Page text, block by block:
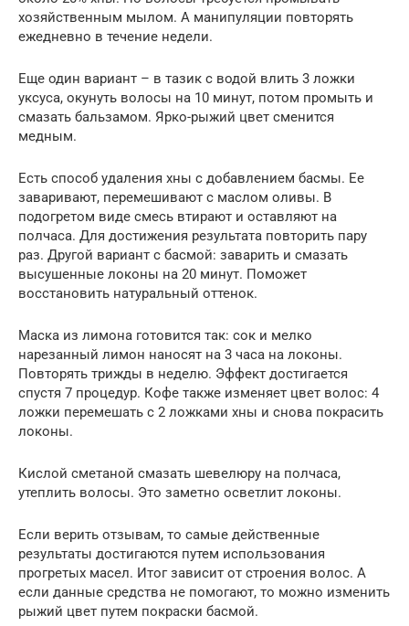
хозяйственным мылом. А манипуляции повторять
ежедневно в течение недели.
Еще один вариант – в тазик с водой влить 3 ложки
уксуса, окунуть волосы на 10 минут, потом промыть и
смазать бальзамом. Ярко-рыжий цвет сменится
медным.
Есть способ удаления хны с добавлением басмы. Ее
заваривают, перемешивают с маслом оливы. В
подогретом виде смесь втирают и оставляют на
полчаса. Для достижения результата повторить пару
раз. Другой вариант с басмой: заварить и смазать
высушенные локоны на 20 минут. Поможет
восстановить натуральный оттенок.
Маска из лимона готовится так: сок и мелко
нарезанный лимон наносят на 3 часа на локоны.
Повторять трижды в неделю. Эффект достигается
спустя 7 процедур. Кофе также изменяет цвет волос: 4
ложки перемешать с 2 ложками хны и снова покрасить
локоны.
Кислой сметаной смазать шевелюру на полчаса,
утеплить волосы. Это заметно осветлит локоны.
Если верить отзывам, то самые действенные
результаты достигаются путем использования
прогретых масел. Итог зависит от строения волос. А
если данные средства не помогают, то можно изменить
рыжий цвет путем покраски басмой.